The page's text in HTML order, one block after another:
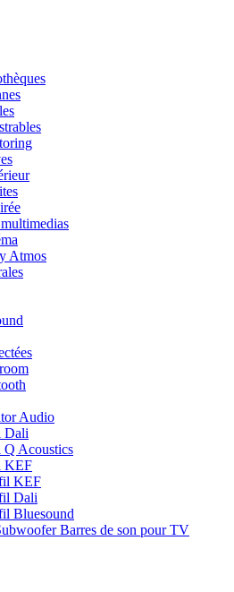
Atmos
Audio
Dali
Q Acoustics
KEF
fil KEF
Dali
Bluesound
Barres de son pour TV